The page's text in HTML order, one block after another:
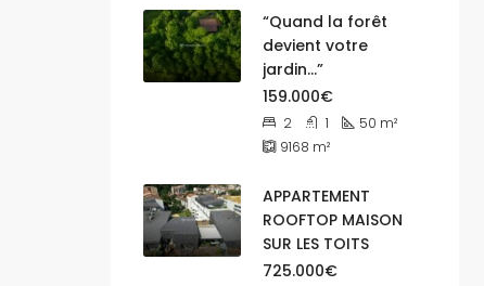
“Quand la forêt
devient votre
jardin…”
159.000€
2 1 50 m²
9168 m²
APPARTEMENT
ROOFTOP MAISON
SUR LES TOITS
725.000€